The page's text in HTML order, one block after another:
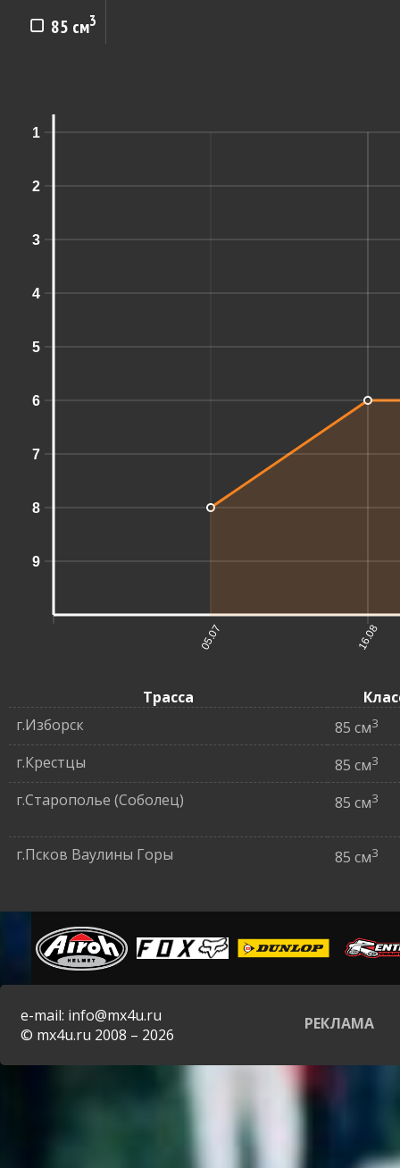
85 см3
1
2
3
4
5
6
7
8
9
05.07 16.08
Трасса
г.Изборск
85 см3
г.Крестцы 85 см3
г.Старополье (Соболец) 85 см3
г.Псков Ваулины Горы 85 см3
e-mail: info@mx4u.ru
© mx4u.ru 2008 – 2026
РЕКЛАМА